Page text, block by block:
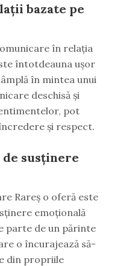
bazate pe
în relația
întotdeauna ușor
în mintea unui
deschisă și
pot
și respect.
susținere
Rareș o oferă este
emoțională
parte de un părinte
o încurajează să-
din propriile